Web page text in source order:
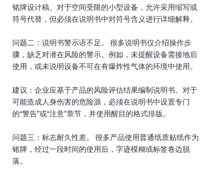
铭牌设计稿。对于空间受限的小型设备，允许采用缩写或
符号代替，但必须在说明书中对符号含义进行详细解释。
问题二：说明书警示语不足。 很多说明书仅介绍操作步
骤，缺乏对潜在风险的警示。例如，未提醒设备需接地后
使用，或未说明设备不可在有爆炸性气体的环境中使用。
建议：企业应基于产品的风险评估结果编制说明书。对于
可能造成人身伤害的危险源，必须在说明书中设置专门
的“警告”或“注意”章节，并使用醒目的格式排版。
问题三：标志耐久性差。 很多产品使用普通纸质贴纸作为
铭牌，经过一段时间的使用后，字迹模糊或标签卷边脱
落。